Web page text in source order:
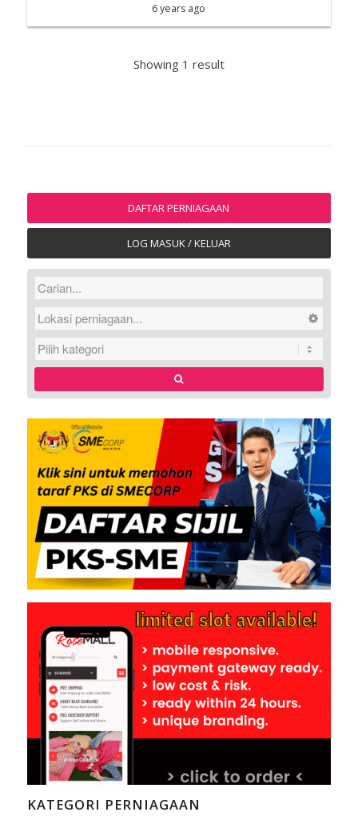
6 years ago
Showing 1 result
DAFTAR PERNIAGAAN
LOG MASUK / KELUAR
KATEGORI PERNIAGAAN